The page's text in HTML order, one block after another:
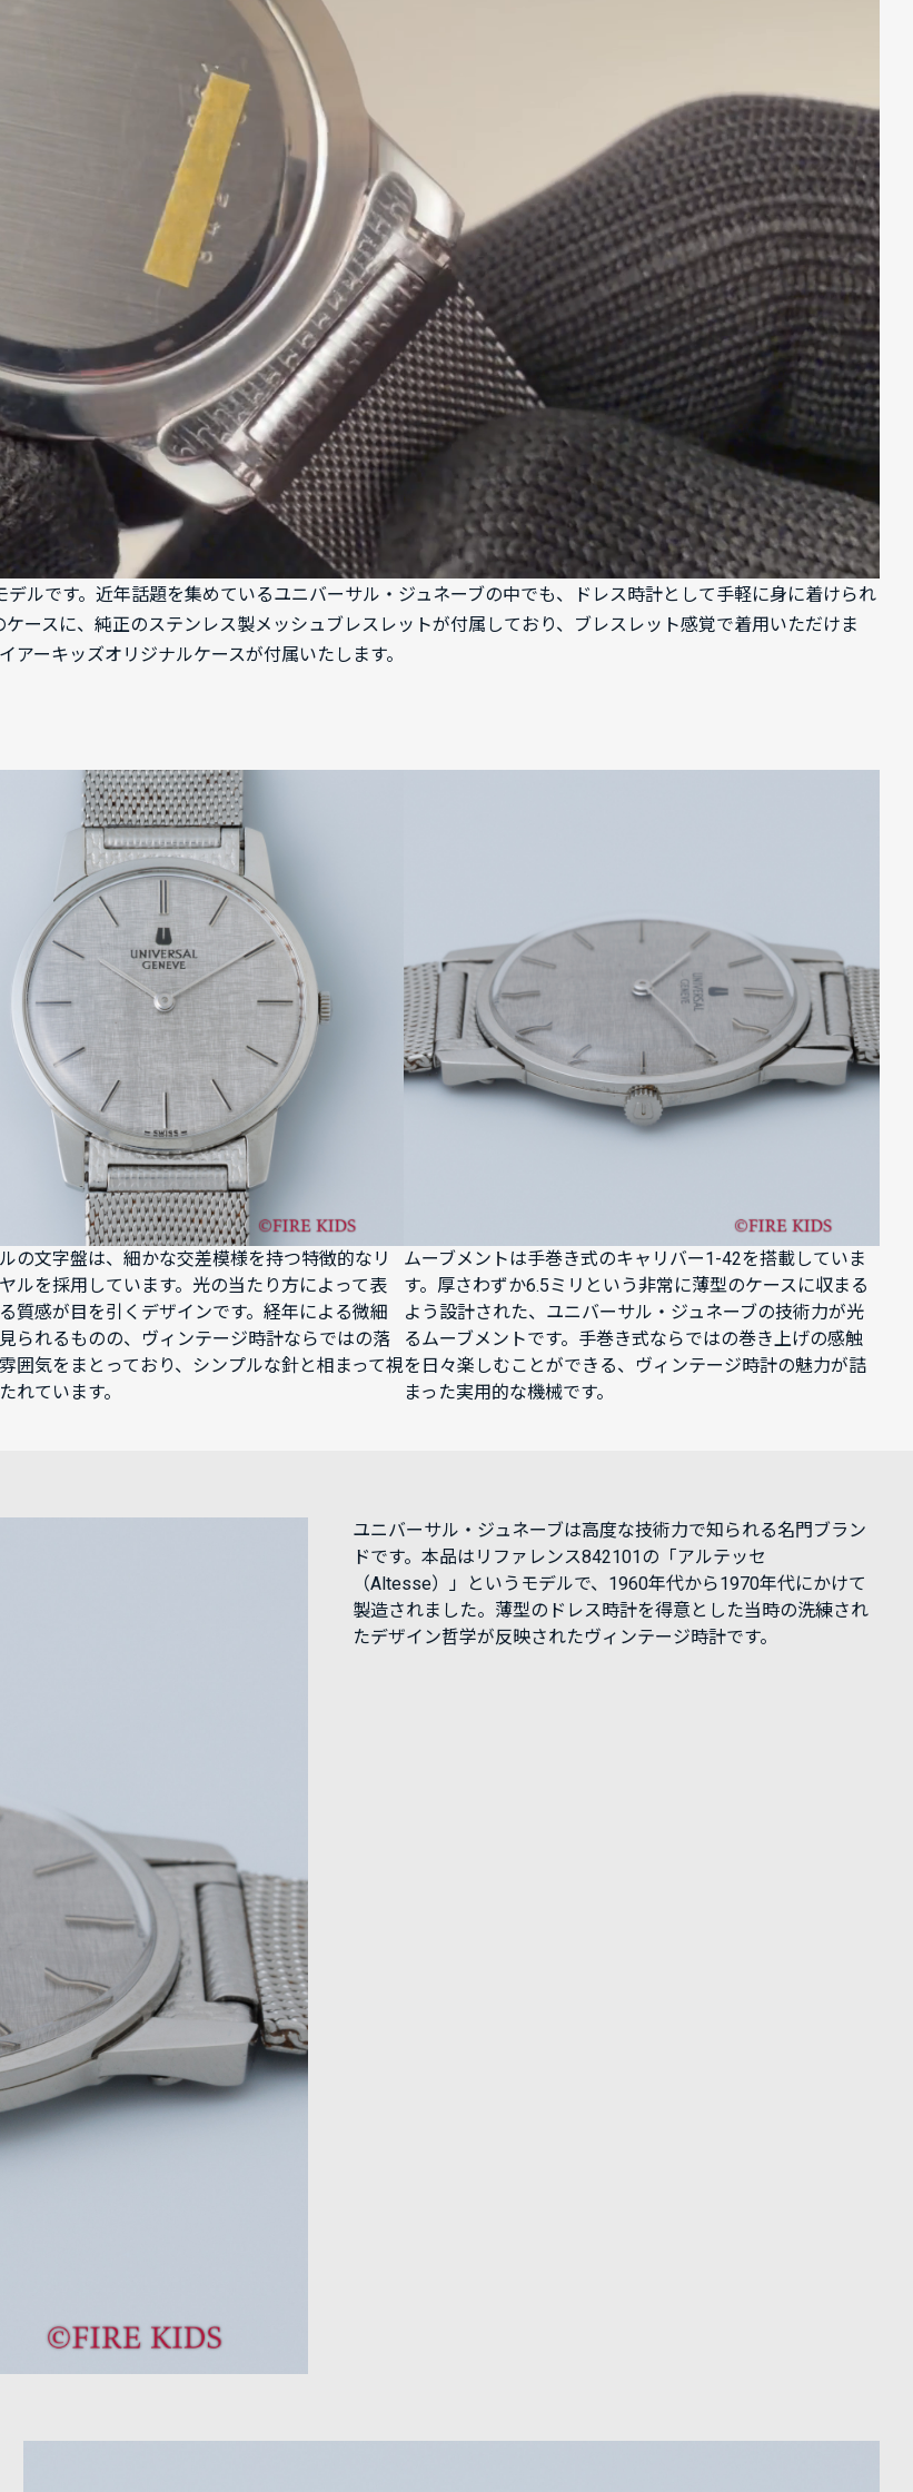
ルです。近年話題を集めているユニバーサル・ジュネーブの中でも、ドレス時計として手軽に身に着けられ
ースに、純正のステンレス製メッシュブレスレットが付属しており、ブレスレット感覚で着用いただけま
ーキッズオリジナルケースが付属いたします。
の文字盤は、細かな交差模様を持つ特徴的なリ
ルを採用しています。光の当たり方によって表
質感が目を引くデザインです。経年による微細
られるものの、ヴィンテージ時計ならではの落
囲気をまとっており、シンプルな針と相まって視
れています。
ムーブメントは手巻き式のキャリバー1-42を搭載していま
す。厚さわずか6.5ミリという非常に薄型のケースに収まる
よう設計された、ユニバーサル・ジュネーブの技術力が光
るムーブメントです。手巻き式ならではの巻き上げの感触
を日々楽しむことができる、ヴィンテージ時計の魅力が詰
まった実用的な機械です。
ユニバーサル・ジュネーブは高度な技術力で知られる名門ブラン
ドです。本品はリファレンス842101の「アルテッセ
（Altesse）」というモデルで、1960年代から1970年代にかけて
製造されました。薄型のドレス時計を得意とした当時の洗練され
たデザイン哲学が反映されたヴィンテージ時計です。